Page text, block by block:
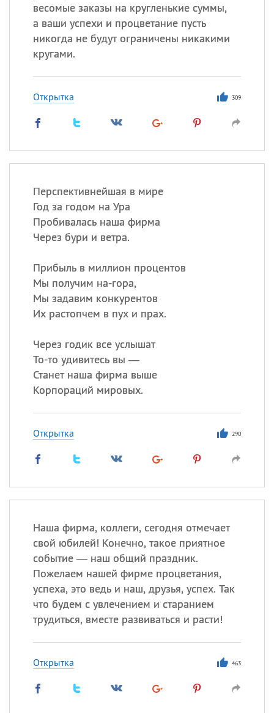
весомые заказы на кругленькие суммы,
а ваши успехи и процветание пусть
никогда не будут ограничены никакими
кругами.
Открытка 309
Перспективнейшая в мире
Год за годом на Ура
Пробивалась наша фирма
Через бури и ветра.
Прибыль в миллион процентов
Мы получим на-гора,
Мы задавим конкурентов
Их растопчем в пух и прах.
Через годик все услышат
То-то удивитесь вы —
Станет наша фирма выше
Корпораций мировых.
Открытка 290
Наша фирма, коллеги, сегодня отмечает
свой юбилей! Конечно, такое приятное
событие — наш общий праздник.
Пожелаем нашей фирме процветания,
успеха, это ведь и наш, друзья, успех. Так
что будем с увлечением и старанием
трудиться, вместе развиваться и расти!
Открытка 463